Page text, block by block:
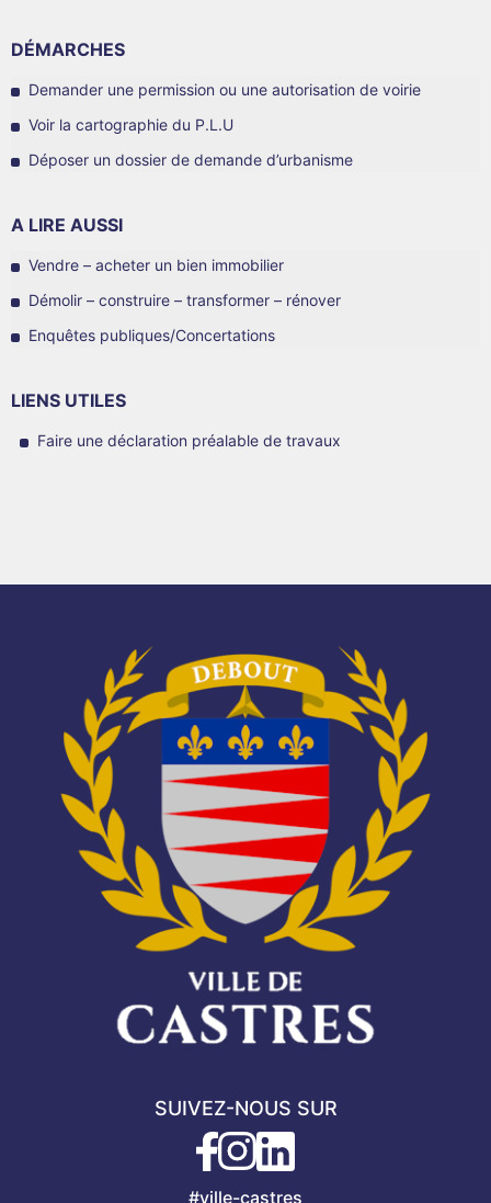
DÉMARCHES
Demander une permission ou une autorisation de voirie
Voir la cartographie du P.L.U
Déposer un dossier de demande d’urbanisme
A LIRE AUSSI
Vendre – acheter un bien immobilier
Démolir – construire – transformer – rénover
Enquêtes publiques/Concertations
LIENS UTILES
Faire une déclaration préalable de travaux
SUIVEZ-NOUS SUR
#ville-castres